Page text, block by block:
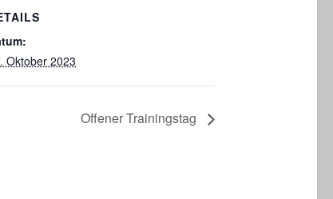
Oktober 2023
Offener Trainingstag